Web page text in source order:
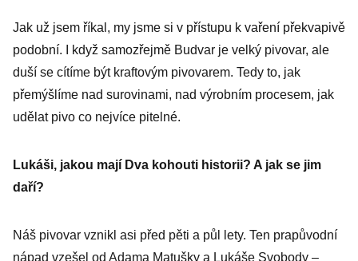
Jak už jsem říkal, my jsme si v přístupu k vaření překvapivě
podobní. I když samozřejmě Budvar je velký pivovar, ale
duší se cítíme být kraftovým pivovarem. Tedy to, jak
přemýšlíme nad surovinami, nad výrobním procesem, jak
udělat pivo co nejvíce pitelné.
Lukáši, jakou mají Dva kohouti historii? A jak se jim
daří?
Náš pivovar vznikl asi před pěti a půl lety. Ten prapůvodní
nápad vzešel od Adama Matušky a Lukáše Svobody –